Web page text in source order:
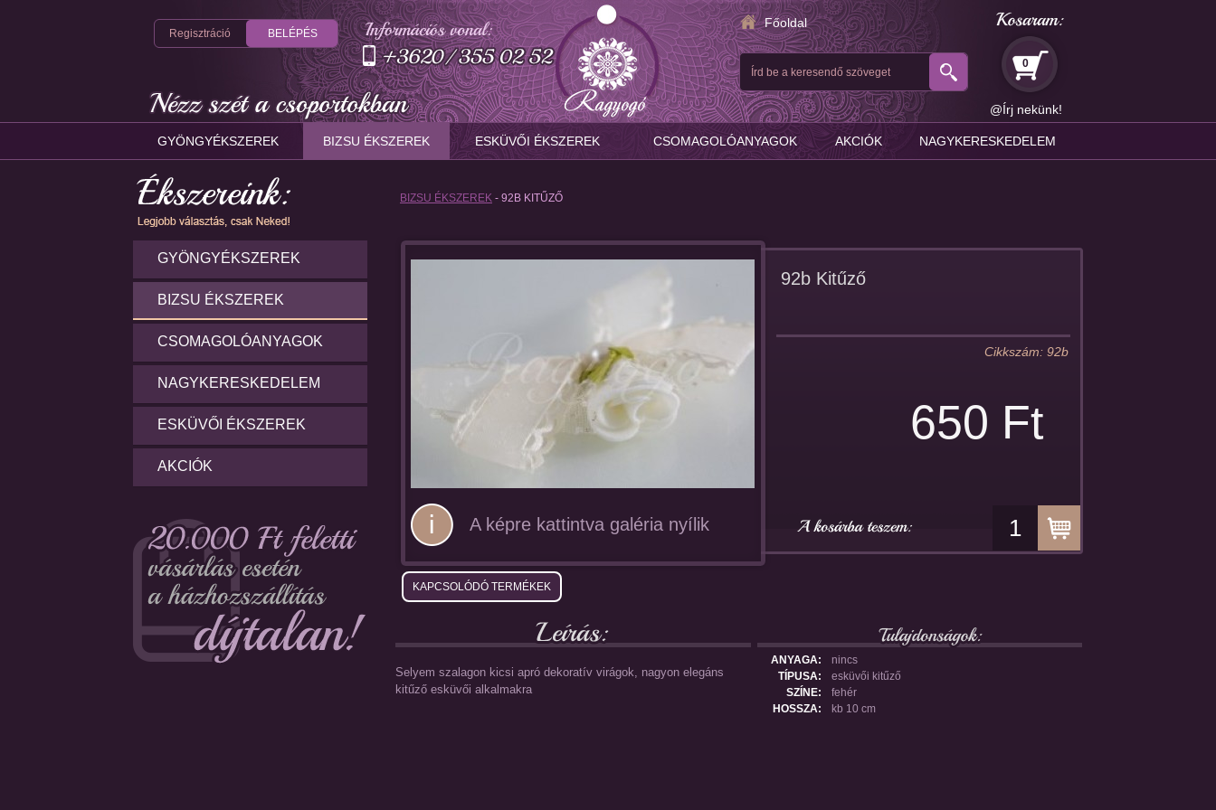
Regisztráció BELÉPÉS
Főoldal
Írd be a keresendő szöveget
0
@Írj nekünk!
GYÖNGYÉKSZEREK BIZSU ÉKSZEREK ESKÜVŐI ÉKSZEREK CSOMAGOLÓANYAGOK AKCIÓK NAGYKERESKEDELEM
GYÖNGYÉKSZEREK
BIZSU ÉKSZEREK
CSOMAGOLÓANYAGOK
NAGYKERESKEDELEM
ESKÜVŐI ÉKSZEREK
AKCIÓK
BIZSU ÉKSZEREK - 92B KITŰZŐ
A képre kattintva galéria nyílik
92b Kitűző
Cikkszám: 92b
650 Ft
KAPCSOLÓDÓ TERMÉKEK
Selyem szalagon kicsi apró dekoratív virágok, nagyon elegáns
kitűző esküvői alkalmakra
ANYAGA:
nincs
TÍPUSA:
esküvői kitűző
SZÍNE:
fehér
HOSSZA:
kb 10 cm